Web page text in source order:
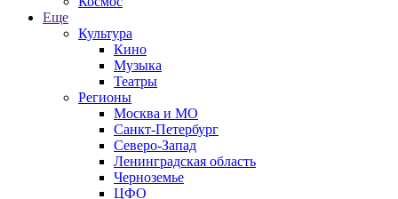
Еще
Культура
Кино
Музыка
Театры
Регионы
Москва и МО
Санкт-Петербург
Северо-Запад
Ленинградская область
Черноземье
ЦФО